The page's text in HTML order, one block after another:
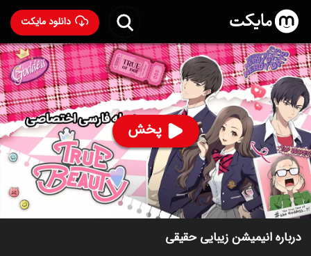
دانلود مایکت
پخش
انیمیشن زیبایی حقیقی با دوبله فارسی- True Beauty 2024
۹,۷۸۶ 89% ۷.۰
ساخت کره جنوبی سال 2024
رده سنی ۱۸+
کره‌ای
سریال انیمیشن کمدی درام عاشقانه
توضیحات قسمت‌ها انیمیشن‌های مشابه
درباره انیمیشن زیبایی حقیقی